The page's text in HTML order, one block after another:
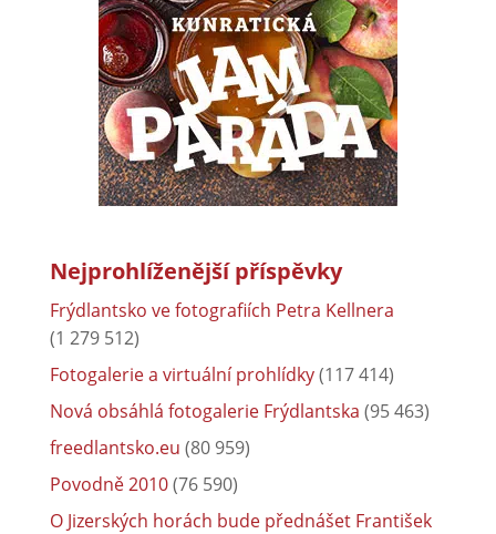
Nejprohlíženější příspěvky
Frýdlantsko ve fotografiích Petra Kellnera
(1 279 512)
Fotogalerie a virtuální prohlídky(117 414)
Nová obsáhlá fotogalerie Frýdlantska (95 463)
freedlantsko.eu (80 959)
Povodně 2010(76 590)
O Jizerských horách bude přednášet František